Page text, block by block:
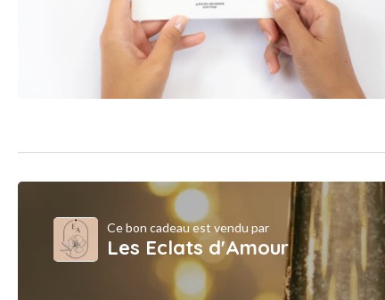
Ce bon cadeau est vendu par
Les Eclats d'Amour